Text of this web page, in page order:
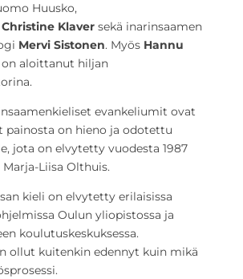
Huusko,
Christine Klaver sekä inarinsaamen
Mervi Sistonen. Myös Hannu
on aloittanut hiljan
evankeliumit ovat
painosta on hieno ja odotettu
jota on elvytetty vuodesta 1987
Liisa Olthuis.
kieli on elvytetty erilaisissa
Oulun yliopistossa ja
koulutuskeskuksessa.
ollut kuitenkin edennyt kuin mikä